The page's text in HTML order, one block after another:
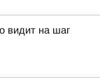
видит на шаг